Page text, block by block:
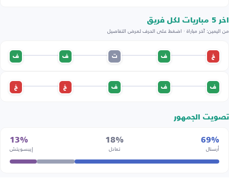
اخر 5 مباريات لكل فريق
من اليمين: آخر مباراة · اضغط على الحرف لعرض التفاصيل
خ ف ت ف ف
ف ف ف خ خ
تصويت الجمهور
69%
أرسنال
18%
تعادل
13%
إيبسويتش